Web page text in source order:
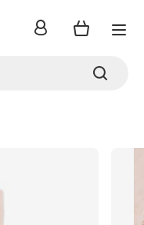
inloggen